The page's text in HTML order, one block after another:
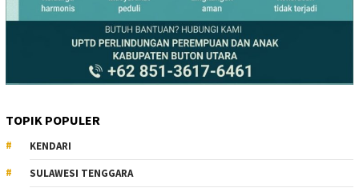
TOPIK POPULER
KENDARI
SULAWESI TENGGARA